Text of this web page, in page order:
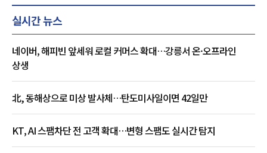
실시간 뉴스
네이버, 해피빈 앞세워 로컬 커머스 확대…강릉서 온·오프라인
상생
北, 동해상으로 미상 발사체…탄도미사일이면 42일만
KT, AI 스팸차단 전 고객 확대…변형 스팸도 실시간 탐지